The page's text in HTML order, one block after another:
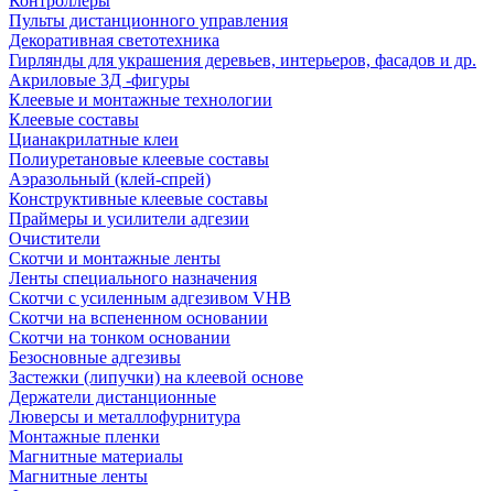
Пульты дистанционного управления
Декоративная светотехника
Гирлянды для украшения деревьев, интерьеров, фасадов и др.
Акриловые 3Д -фигуры
Клеевые и монтажные технологии
Клеевые составы
Цианакрилатные клеи
Полиуретановые клеевые составы
Аэразольный (клей-спрей)
Конструктивные клеевые составы
Праймеры и усилители адгезии
Очистители
Скотчи и монтажные ленты
Ленты специального назначения
Скотчи с усиленным адгезивом VHB
Скотчи на вспененном основании
Скотчи на тонком основании
Безосновные адгезивы
Застежки (липучки) на клеевой основе
Держатели дистанционные
Люверсы и металлофурнитура
Монтажные пленки
Магнитные материалы
Магнитные ленты